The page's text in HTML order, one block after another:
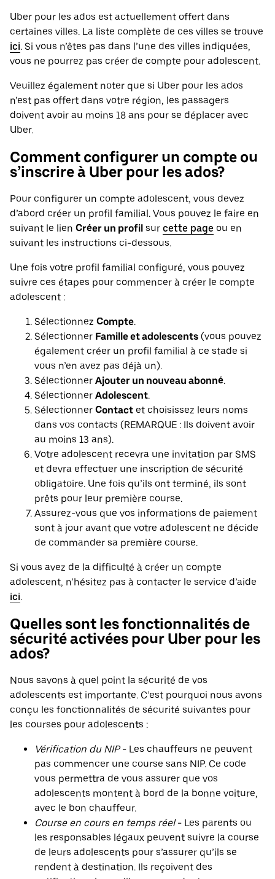
Uber pour les ados est actuellement offert dans
certaines villes. La liste complète de ces villes se trouve
ici. Si vous n’êtes pas dans l’une des villes indiquées,
vous ne pourrez pas créer de compte pour adolescent.
Veuillez également noter que si Uber pour les ados
n’est pas offert dans votre région, les passagers
doivent avoir au moins 18 ans pour se déplacer avec
Uber.
Comment configurer un compte ou
s’inscrire à Uber pour les ados?
Pour configurer un compte adolescent, vous devez
d’abord créer un profil familial. Vous pouvez le faire en
suivant le lien Créer un profil sur cette page ou en
suivant les instructions ci-dessous.
Une fois votre profil familial configuré, vous pouvez
suivre ces étapes pour commencer à créer le compte
adolescent :
Sélectionnez Compte.
Sélectionner Famille et adolescents (vous pouvez
également créer un profil familial à ce stade si
vous n’en avez pas déjà un).
Sélectionner Ajouter un nouveau abonné.
Sélectionner Adolescent.
Sélectionner Contact et choisissez leurs noms
dans vos contacts (REMARQUE : Ils doivent avoir
au moins 13 ans).
Votre adolescent recevra une invitation par SMS
et devra effectuer une inscription de sécurité
obligatoire. Une fois qu’ils ont terminé, ils sont
prêts pour leur première course.
Assurez-vous que vos informations de paiement
sont à jour avant que votre adolescent ne décide
de commander sa première course.
Si vous avez de la difficulté à créer un compte
adolescent, n’hésitez pas à contacter le service d’aide
ici.
Quelles sont les fonctionnalités de
sécurité activées pour Uber pour les
ados?
Nous savons à quel point la sécurité de vos
adolescents est importante. C’est pourquoi nous avons
conçu les fonctionnalités de sécurité suivantes pour
les courses pour adolescents :
Vérification du NIP- Les chauffeurs ne peuvent
pas commencer une course sans NIP. Ce code
vous permettra de vous assurer que vos
adolescents montent à bord de la bonne voiture,
avec le bon chauffeur.
Course en cours en temps réel- Les parents ou
les responsables légaux peuvent suivre la course
de leurs adolescents pour s’assurer qu’ils se
rendent à destination. Ils reçoivent des